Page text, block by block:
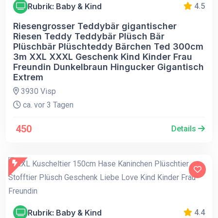
Rubrik: Baby & Kind 4.5
Riesengrosser Teddybär gigantischer
Riesen Teddy Teddybär Plüsch Bär
Plüschbär Plüschteddy Bärchen Ted 300cm
3m XXL XXXL Geschenk Kind Kinder Frau
Freundin Dunkelbraun Hingucker Gigantisch
Extrem
3930 Visp
ca. vor 3 Tagen
450 Details
Rubrik: Baby & Kind 4.4